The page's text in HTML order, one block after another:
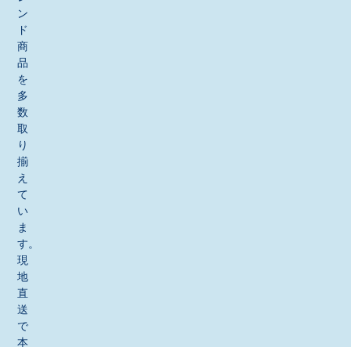
ン
ド
商
品
を
多
数
取
り
揃
え
て
い
ま
す。
現
地
直
送
で
本